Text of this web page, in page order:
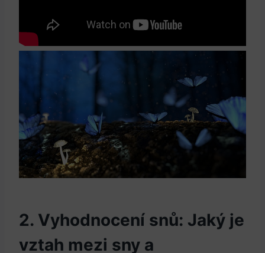
2. Vyhodnocení snů: Jaký je‌
vztah ⁢mezi sny a